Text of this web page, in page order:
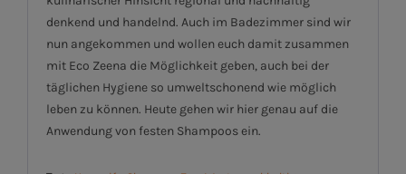
denkend und handelnd. Auch im Badezimmer sind wir
nun angekommen und wollen euch damit zusammen
mit Eco Zeena die Möglichkeit geben, auch bei der
täglichen Hygiene so umweltschonend wie möglich
leben zu können. Heute gehen wir hier genau auf die
Anwendung von festen Shampoos ein.